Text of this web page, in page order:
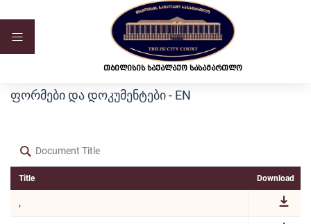
ვებ-გვერდი მუშაობს სატესტო რეჟიმში
თბილისის საქალაქო სასამართლო
ᲤᲝᲠᲛᲔᲑᲘ ᲓᲐ ᲓᲝᲙᲣᲛᲔᲜᲢᲔᲑᲘ - EN
Title Download
,